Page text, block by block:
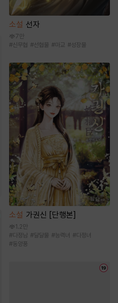
소설 선자
7만
#신무협 #선협물 #마교 #성장물
소설 가권신 [단행본]
1.2만
#다정남 #달달물 #능력녀 #다정녀
#동양풍